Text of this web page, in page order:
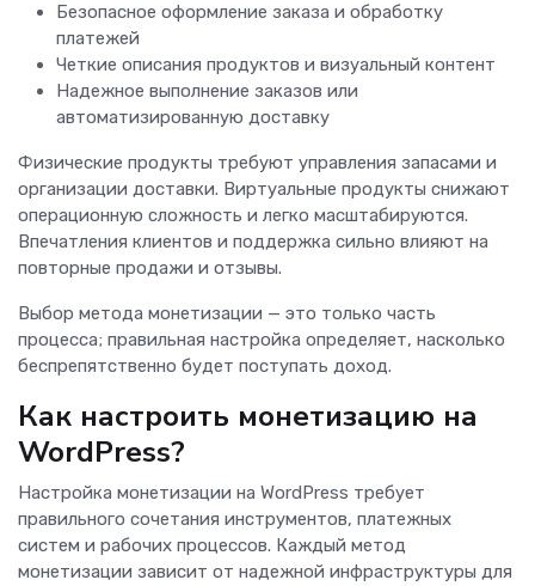
Безопасное оформление заказа и обработку
платежей
Четкие описания продуктов и визуальный контент
Надежное выполнение заказов или
автоматизированную доставку
Физические продукты требуют управления запасами и
организации доставки. Виртуальные продукты снижают
операционную сложность и легко масштабируются.
Впечатления клиентов и поддержка сильно влияют на
повторные продажи и отзывы.
Выбор метода монетизации — это только часть
процесса; правильная настройка определяет, насколько
беспрепятственно будет поступать доход.
Как настроить монетизацию на
WordPress?
Настройка монетизации на WordPress требует
правильного сочетания инструментов, платежных
систем и рабочих процессов. Каждый метод
монетизации зависит от надежной инфраструктуры для